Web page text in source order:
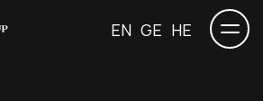
EN GE HE